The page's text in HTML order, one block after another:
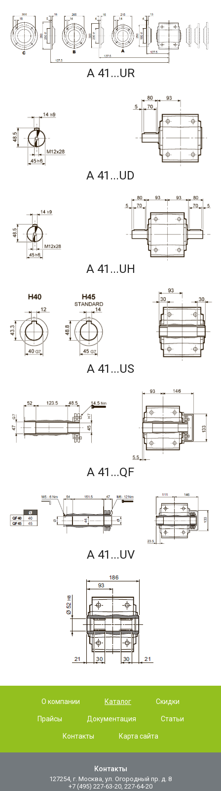
A 41...UR
A 41...UD
A 41...UH
A 41...US
A 41...QF
A 41...UV
О компании Каталог Скидки
Прайсы Документация Статьи
Контакты Карта сайта
Контакты
127254, г. Москва, ул. Огородный пр. д. 8
+7 (495) 227-63-20, 227-64-20